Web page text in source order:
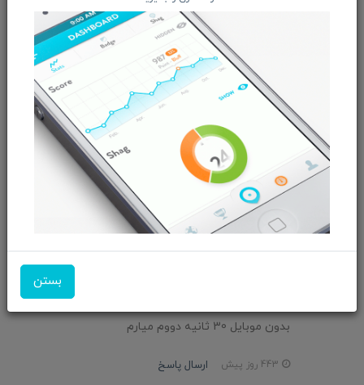
بستن
روندهای جدید موبایل
خرید اینترنتی موبایل
برندهای محبوب گوشی بازار موبایل ایران 2025
دیدگاه‌های بازدیدکنندگان
بدون موبایل 30 ثانیه دووم میارم
ارسال پاسخ